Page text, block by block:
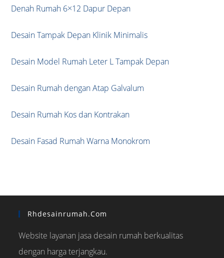
Denah Rumah 6×12 Dapur Depan
Desain Tampak Depan Klinik Minimalis
Desain Model Rumah Leter L Tampak Depan
Desain Rumah dengan Atap Galvalum
Desain Rumah Kos dan Kontrakan
Desain Fasad Rumah Warna Monokrom
Rhdesainrumah.com
Website layanan jasa desain rumah berkualitas
dengan harga terjangkau.